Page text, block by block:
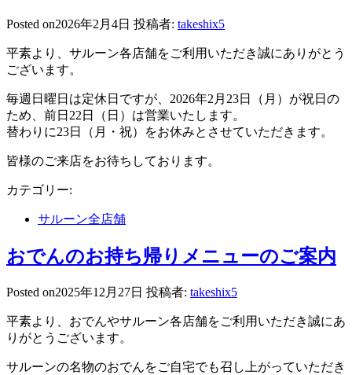
Posted on2026年2月4日 投稿者: takeshix5
平素より、サルーン各店舗をご利用いただき誠にありがとう
ございます。
毎週日曜日は定休日ですが、2026年2月23日（月）が祝日の
ため、前日22日（日）は営業いたします。
替わりに23日（月・祝）をお休みとさせていただきます。
皆様のご来店をお待ちしております。
カテゴリー:
サルーン全店舗
おでんのお持ち帰りメニューのご案内
Posted on2025年12月27日 投稿者: takeshix5
平素より、おでんやサルーン各店舗をご利用いただき誠にあ
りがとうございます。
サルーンの名物のおでんをご自宅でも召し上がっていただき